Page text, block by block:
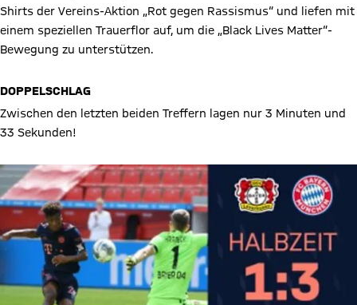
Shirts der Vereins-Aktion „Rot gegen Rassismus“ und liefen mit
einem speziellen Trauerflor auf, um die „Black Lives Matter“-
Bewegung zu unterstützen.
DOPPELSCHLAG
Zwischen den letzten beiden Treffern lagen nur 3 Minuten und
33 Sekunden!